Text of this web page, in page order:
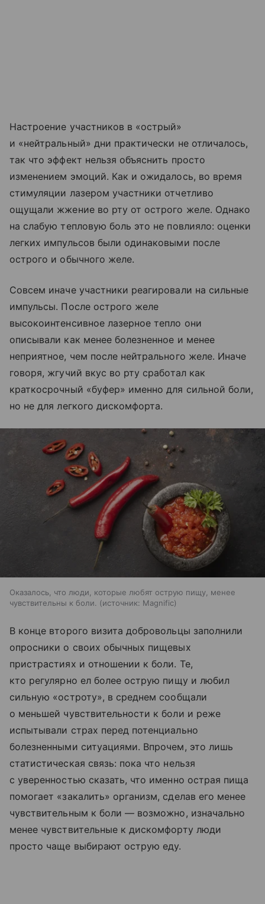
Настроение участников в «острый»
и «нейтральный» дни практически не отличалось,
так что эффект нельзя объяснить просто
изменением эмоций. Как и ожидалось, во время
стимуляции лазером участники отчетливо
ощущали жжение во рту от острого желе. Однако
на слабую тепловую боль это не повлияло: оценки
легких импульсов были одинаковыми после
острого и обычного желе.
Совсем иначе участники реагировали на сильные
импульсы. После острого желе
высокоинтенсивное лазерное тепло они
описывали как менее болезненное и менее
неприятное, чем после нейтрального желе. Иначе
говоря, жгучий вкус во рту сработал как
краткосрочный «буфер» именно для сильной боли,
но не для легкого дискомфорта.
Оказалось, что люди, которые любят острую пищу, менее
чувствительны к боли.
источник: Magnific
В конце второго визита добровольцы заполнили
опросники о своих обычных пищевых
пристрастиях и отношении к боли. Те,
кто регулярно ел более острую пищу и любил
сильную «остроту», в среднем сообщали
о меньшей чувствительности к боли и реже
испытывали страх перед потенциально
болезненными ситуациями. Впрочем, это лишь
статистическая связь: пока что нельзя
с уверенностью сказать, что именно острая пища
помогает «закалить» организм, сделав его менее
чувствительным к боли — возможно, изначально
менее чувствительные к дискомфорту люди
просто чаще выбирают острую еду.